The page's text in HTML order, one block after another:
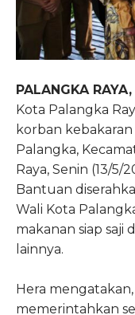
PALANGKA
Kota Palangka
korban
Palangka,
Raya, Senin (13/5/
Bantuan
Wali Kota
makanan siap saji
lainnya.
Hera
memerintahkan